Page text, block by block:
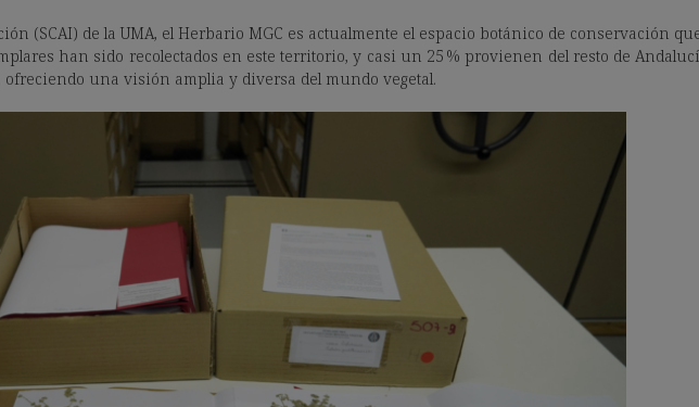
(SCAI) de la UMA, el Herbario MGC es actualmente el espacio botánico de conservación
han sido recolectados en este territorio, y casi un 25 % provienen del resto de
ofreciendo una visión amplia y diversa del mundo vegetal.